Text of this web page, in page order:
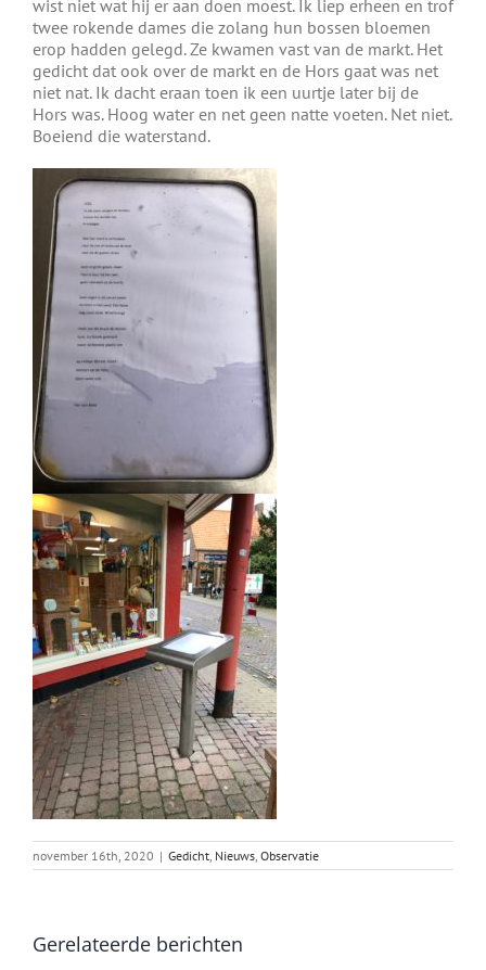
wist niet wat hij er aan doen moest. Ik liep erheen en trof
twee rokende dames die zolang hun bossen bloemen
erop hadden gelegd. Ze kwamen vast van de markt. Het
gedicht dat ook over de markt en de Hors gaat was net
niet nat. Ik dacht eraan toen ik een uurtje later bij de
Hors was. Hoog water en net geen natte voeten. Net niet.
Boeiend die waterstand.
november 16th, 2020 | Gedicht Nieuws Observatie
Gerelateerde berichten